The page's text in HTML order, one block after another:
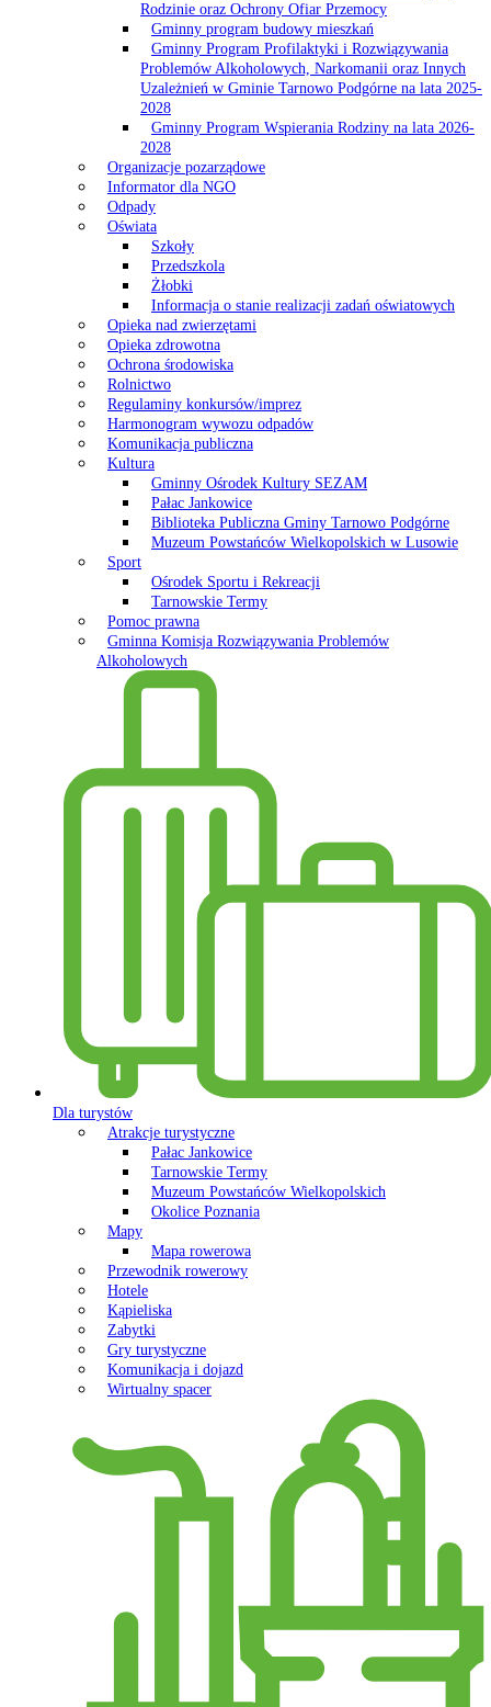
Rodzinie oraz Ochrony Ofiar Przemocy
Gminny program budowy mieszkań
Gminny Program Profilaktyki i Rozwiązywania
Problemów Alkoholowych, Narkomanii oraz Innych
Uzależnień w Gminie Tarnowo Podgórne na lata 2025-
2028
Gminny Program Wspierania Rodziny na lata 2026-
2028
Organizacje pozarządowe
Informator dla NGO
Odpady
Oświata
Szkoły
Przedszkola
Żłobki
Informacja o stanie realizacji zadań oświatowych
Opieka nad zwierzętami
Opieka zdrowotna
Ochrona środowiska
Rolnictwo
Regulaminy konkursów/imprez
Harmonogram wywozu odpadów
Komunikacja publiczna
Kultura
Gminny Ośrodek Kultury SEZAM
Pałac Jankowice
Biblioteka Publiczna Gminy Tarnowo Podgórne
Muzeum Powstańców Wielkopolskich w Lusowie
Sport
Ośrodek Sportu i Rekreacji
Tarnowskie Termy
Pomoc prawna
Gminna Komisja Rozwiązywania Problemów
Alkoholowych
Dla turystów
Atrakcje turystyczne
Pałac Jankowice
Tarnowskie Termy
Muzeum Powstańców Wielkopolskich
Okolice Poznania
Mapy
Mapa rowerowa
Przewodnik rowerowy
Hotele
Kąpieliska
Zabytki
Gry turystyczne
Komunikacja i dojazd
Wirtualny spacer